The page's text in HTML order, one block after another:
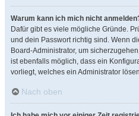
Warum kann ich mich nicht
Dafür gibt es viele mögliche Gründe.
und dein Passwort richtig sind. Wenn
Board-Administrator, um
ist ebenfalls möglich, dass ein
vorliegt, welches ein Administrator
Nach oben